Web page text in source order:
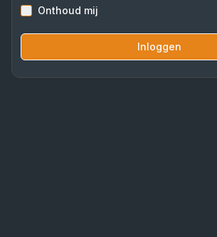
Onthoud mij
Inloggen